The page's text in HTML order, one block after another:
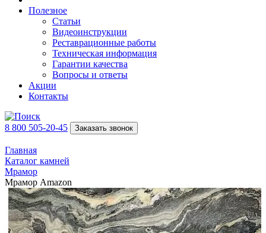
Полезное
Статьи
Видеоинструкции
Реставрационные работы
Техническая информация
Гарантии качества
Вопросы и ответы
Акции
Контакты
8 800 505-20-45 Заказать звонок
Главная
Каталог камней
Мрамор
Мрамор Amazon